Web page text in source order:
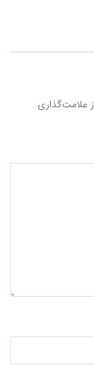
علامت‌گذاری